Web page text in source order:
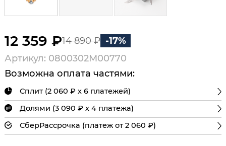
12 359 ₽14 890 ₽ -17%
Артикул: 0800302М00770
Возможна оплата частями:
Сплит (2 060 ₽ х 6 платежей)
Долями (3 090 ₽ х 4 платежа)
СберРассрочка (платеж от 2 060 ₽)